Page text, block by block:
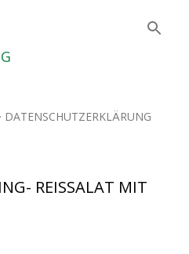
DATENSCHUTZERKLÄRUNG
REISSALAT MIT